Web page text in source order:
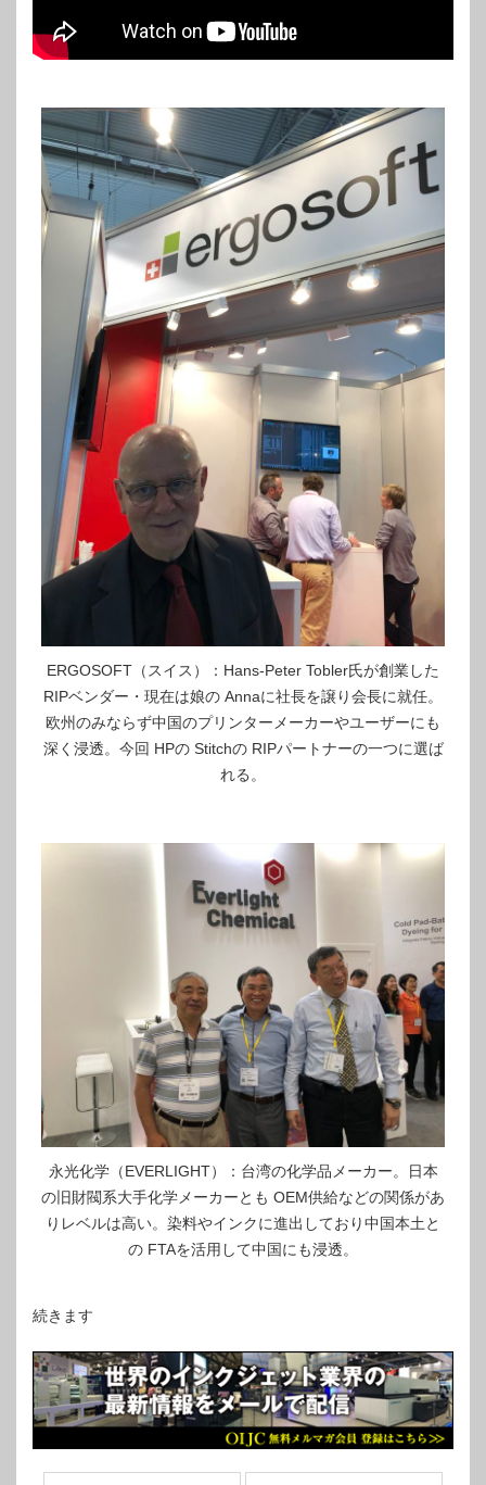
ERGOSOFT（スイス）：Hans-Peter Tobler氏が創業した
RIPベンダー・現在は娘の Annaに社長を譲り会長に就任。
欧州のみならず中国のプリンターメーカーやユーザーにも
深く浸透。今回 HPの Stitchの RIPパートナーの一つに選ば
れる。
永光化学（EVERLIGHT）：台湾の化学品メーカー。日本
の旧財閥系大手化学メーカーとも OEM供給などの関係があ
りレベルは高い。染料やインクに進出しており中国本土と
の FTAを活用して中国にも浸透。
続きます